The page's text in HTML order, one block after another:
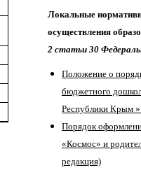
Локальные
осуществления
2 статьи 30
Положение о
бюджетного
Республики Крым
Порядок
«Космос» и
редакция)